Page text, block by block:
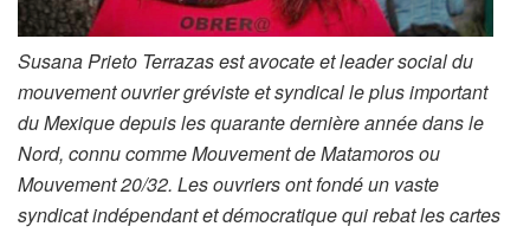
Susana Prieto Terrazas est avocate et leader social du
mouvement ouvrier gréviste et syndical le plus important
du Mexique depuis les quarante dernière année dans le
Nord, connu comme Mouvement de Matamoros ou
Mouvement 20/32. Les ouvriers ont fondé un vaste
syndicat indépendant et démocratique qui rebat les cartes